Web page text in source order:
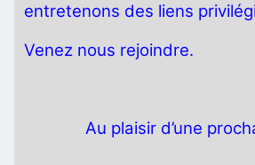
entretenons des liens
Venez nous rejoindre.
Au plaisir d’une